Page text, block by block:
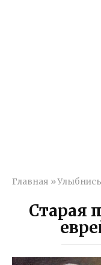
Главная »Улыбнись
Старая